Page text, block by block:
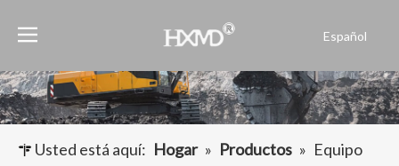
Español
العربية
Français
Usted está aquí: Hogar » Productos » Equipo